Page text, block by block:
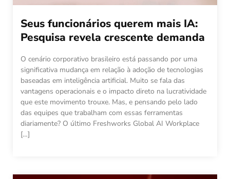
Seus funcionários querem mais IA:
Pesquisa revela crescente demanda
O cenário corporativo brasileiro está passando por uma
significativa mudança em relação à adoção de tecnologias
baseadas em inteligência artificial. Muito se fala das
vantagens operacionais e o impacto direto na lucratividade
que este movimento trouxe. Mas, e pensando pelo lado
das equipes que trabalham com essas ferramentas
diariamente? O último Freshworks Global AI Workplace
[…]